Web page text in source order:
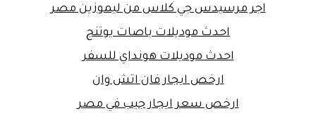
اجر مرسيدس جي كلاس من ليموزين مصر
احدث موديلات باصات يوتنج
احدث موديلات هونداي للسفر
ارخص ايجار فان اتش وان
ارخص سعر ايجار جيب في مصر